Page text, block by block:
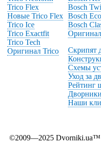
Trico Flex
Новые Trico Flex
Trico Ice
Trico Exactfit
Trico Tech
Оригинал Trico
Bosch
Bosch Eco
Bosch
Скрипят
Схемы
Уход за
Рейтинг
Наши
©2009—2025